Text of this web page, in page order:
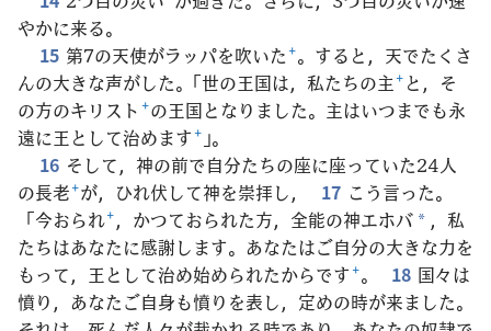
やかに来る。
15 第7の天使がラッパを吹いた+。すると，天でたくさ
んの大きな声がした。「世の王国は，私たちの主+と，そ
の方のキリスト +の王国となりました。主はいつまでも永
遠に王として治めます+ 」。
16 そして，神の前で自分たちの座に座っていた24人
の長老+が，ひれ伏して神を崇拝し， 17 こう言った。
「今おられ+，かつておられた方，全能の神エホバ * ，私
たちはあなたに感謝します。あなたはご自分の大きな力を
もって，王として治め始められたからです+。 18 国々は
憤り，あなたご自身も憤りを表し，定めの時が来ました。